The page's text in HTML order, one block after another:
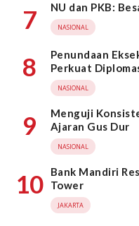
7 NU dan PKB:
NASIONAL
8
Penundaan
Perkuat
NASIONAL
9
Menguji
Ajaran Gus Dur
NASIONAL
10
Bank Mandiri
Tower
JAKARTA